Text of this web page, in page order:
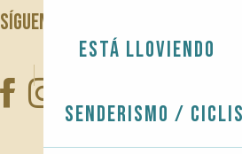
Está lloviendo
Senderismo /
SÍGUENOS EN